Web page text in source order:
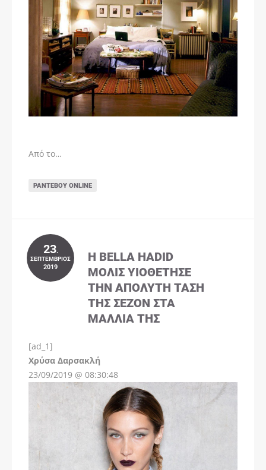
Από το…
ΡΑΝΤΕΒΟΎ ONLINE
23.
ΣΕΠΤΈΜΒΡΙΟΣ
2019
Η BELLA HADID
ΜΌΛΙΣ ΥΙΟΘΈΤΗΣΕ
ΤΗΝ ΑΠΌΛΥΤΗ ΤΆΣΗ
ΤΗΣ ΣΕΖΌΝ ΣΤΑ
ΜΑΛΛΙΆ ΤΗΣ
[ad_1]
Χρύσα Δαρσακλή
23/09/2019 @ 08:30:48